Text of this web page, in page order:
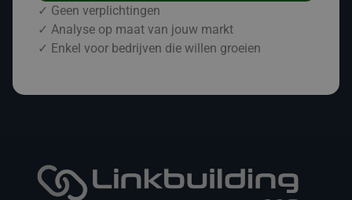
✓ Geen verplichtingen
✓ Analyse op maat van jouw markt
✓ Enkel voor bedrijven die willen groeien